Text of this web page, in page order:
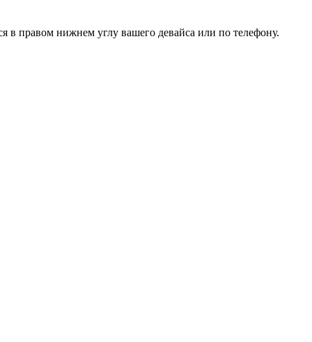
в правом нижнем углу вашего девайса или по телефону.